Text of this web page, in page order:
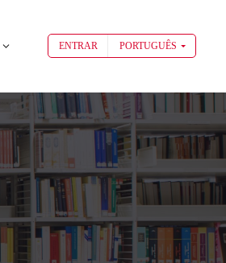
ENTRAR PORTUGUÊS